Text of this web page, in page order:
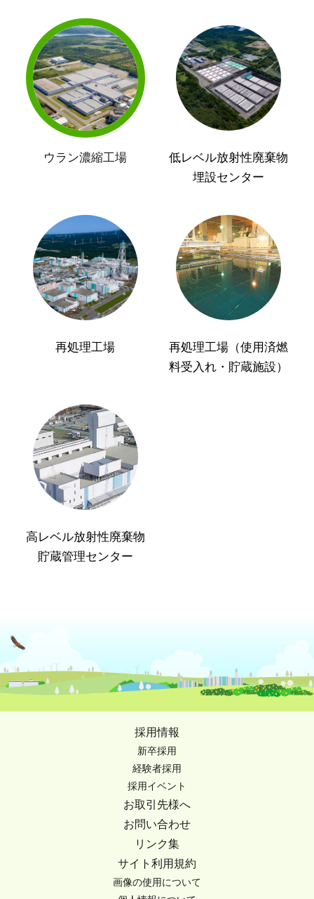
ウラン濃縮工場
低レベル放射性廃棄物
埋設センター
再処理工場
再処理工場（使用済燃
料受入れ・貯蔵施設）
高レベル放射性廃棄物
貯蔵管理センター
採用情報
新卒採用
経験者採用
採用イベント
お取引先様へ
お問い合わせ
リンク集
サイト利用規約
画像の使用について